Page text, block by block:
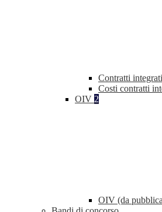
Contratti
Costi contratti
OIV 2
OIV (da